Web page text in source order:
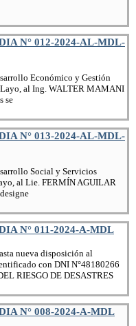
N° 012-2024-AL-MDL-
Económico y Gestión
al Ing. WALTER MAMANI
se
N° 013-2024-AL-MDL-
Social y Servicios
al Lie. FERMÍN AGUILAR
N° 011-2024-A-MDL
nueva disposición al
con DNI N°48180266
RIESGO DE DESASTRES
N° 008-2024-A-MDL